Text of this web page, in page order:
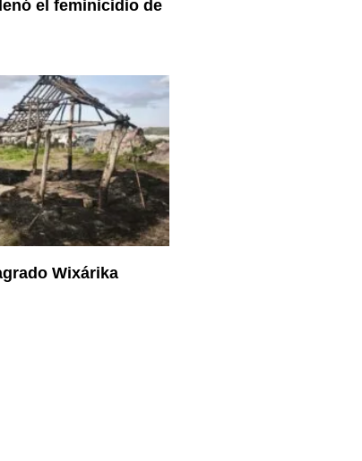
el feminicidio de
Wixárika